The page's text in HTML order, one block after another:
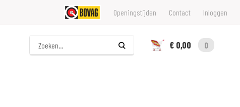
Openingstijden Contact Inloggen
Zoeken
€ 0,00
0